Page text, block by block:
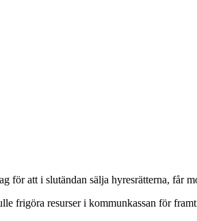
för att i slutändan sälja hyresrätterna, får
frigöra resurser i kommunkassan för